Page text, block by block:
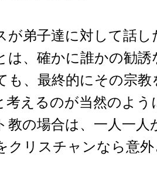
弟子達に対して話し
は、確かに誰かの勧
も、最終的にその宗
考えるのが当然のよ
教の場合は、一人一
クリスチャンなら意